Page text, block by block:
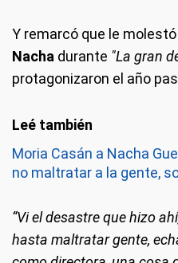
Y remarcó que le
Nacha durante "La gran
protagonizaron el año
Moria Casán a Nacha
no maltratar a la gente,
“Vi el desastre que hizo
hasta maltratar gente,